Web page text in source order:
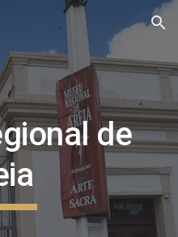
Skip to navigation
de